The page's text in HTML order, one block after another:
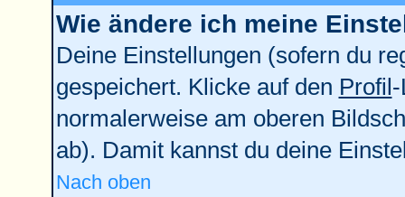
Wie ändere ich meine
Deine Einstellungen (sofern du
gespeichert. Klicke auf den Profil
normalerweise am oberen
ab). Damit kannst du deine
Nach oben